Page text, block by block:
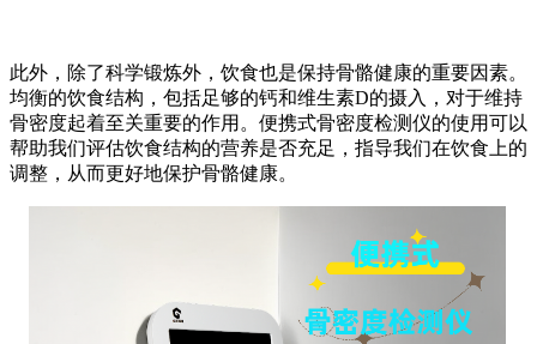
此外，除了科学锻炼外，饮食也是保持骨骼健康的重要因素。
均衡的饮食结构，包括足够的钙和维生素D的摄入，对于维持
骨密度起着至关重要的作用。便携式骨密度检测仪的使用可以
帮助我们评估饮食结构的营养是否充足，指导我们在饮食上的
调整，从而更好地保护骨骼健康。